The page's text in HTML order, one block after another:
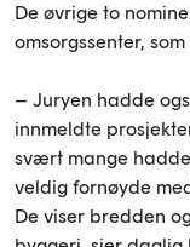
De øvrige to
omsorgssenter,
– Juryen hadde
innmeldte
svært mange
veldig fornøyde
De viser bredden